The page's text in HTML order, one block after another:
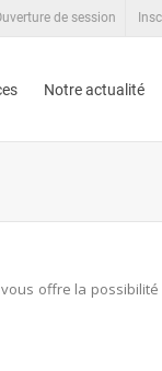
de session
Notre actualité
vous offre la